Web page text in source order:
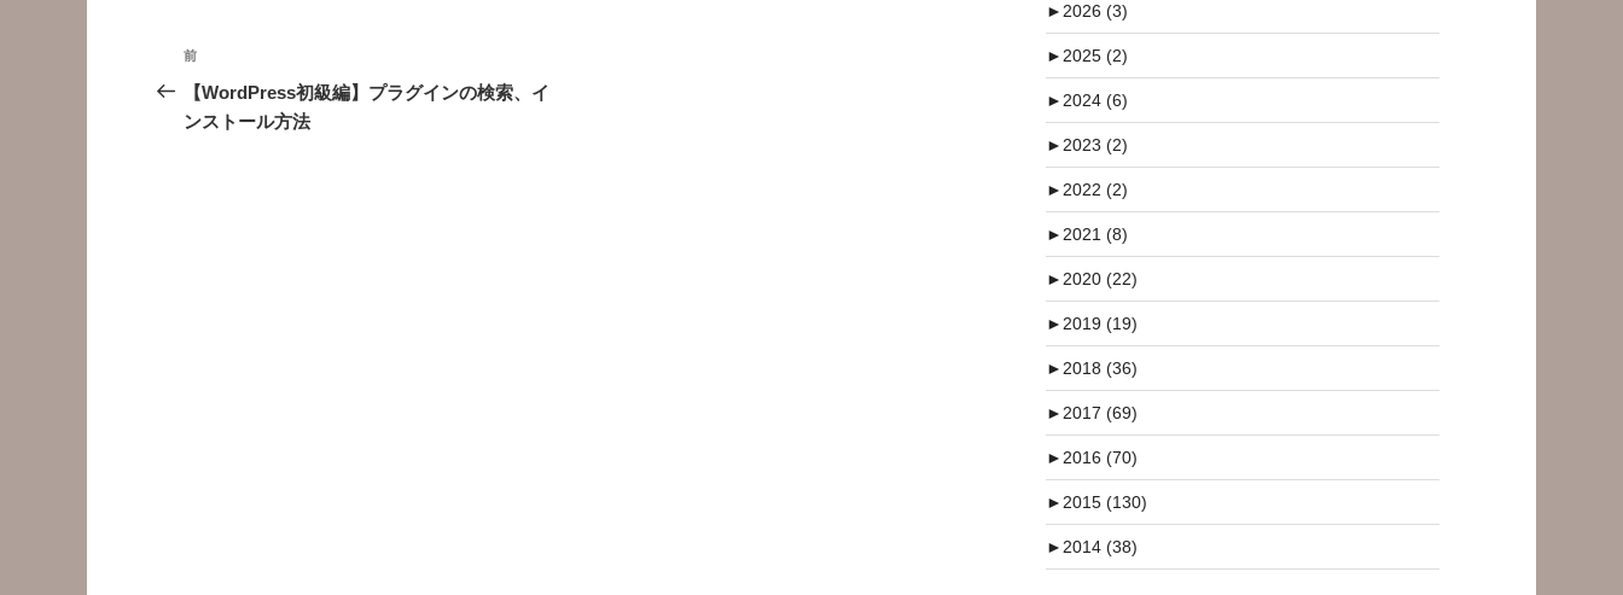
投
稿
ナ
前
の
投
前
【WordPress初級編】プラグインの検索、イ
ンストール方法
►2026 (3)
►2025 (2)
►2024 (6)
►2023 (2)
►2022 (2)
►2021 (8)
►2020 (22)
►2019 (19)
►2018 (36)
►2017 (69)
►2016 (70)
►2015 (130)
►2014 (38)